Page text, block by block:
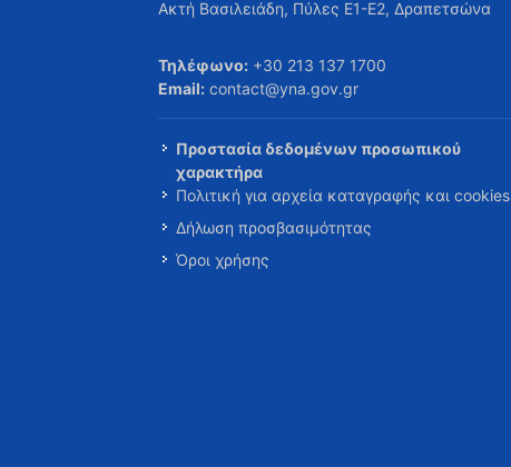
Ακτή Βασιλειάδη, Πύλες Ε1-Ε2, Δραπετσώνα
Τηλέφωνο: +30 213 137 1700
Email: contact@yna.gov.gr
Προστασία δεδομένων προσωπικού
χαρακτήρα
Πολιτική για αρχεία καταγραφής και cookies
Δήλωση προσβασιμότητας
Όροι χρήσης